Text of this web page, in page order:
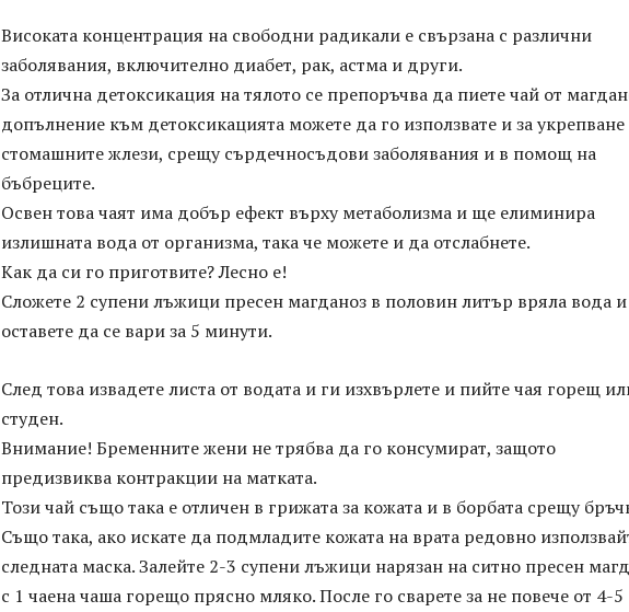
Високата концентрация на свободни радикали е свързана с различни
заболявания, включително диабет, рак, астма и други.
За отлична детоксикация на тялото се препоръчва да пиете чай от
допълнение към детоксикацията можете да го използвате и за укрепване
стомашните жлези, срещу сърдечносъдови заболявания и в помощ на
бъбреците.
Освен това чаят има добър ефект върху метаболизма и ще елиминира
излишната вода от организма, така че можете и да отслабнете.
Как да си го приготвите? Лесно е!
Сложете 2 супени лъжици пресен магданоз в половин литър вряла вода
оставете да се вари за 5 минути.
След това извадете листа от водата и ги изхвърлете и пийте чая горещ
студен.
Внимание! Бременните жени не трябва да го консумират, защото
предизвиква контракции на матката.
Този чай също така е отличен в грижата за кожата и в борбата срещу
Също така, ако искате да подмладите кожата на врата редовно
следната маска. Залейте 2-3 супени лъжици нарязан на ситно пресен
с 1 чаена чаша горещо прясно мляко. После го сварете за не повече от 4-5